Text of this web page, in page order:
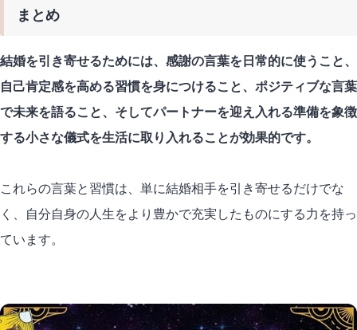
まとめ
結婚を引き寄せるためには、感謝の言葉を日常的に使うこと、
自己肯定感を高める習慣を身につけること、ポジティブな言葉
で未来を語ること、そしてパートナーを迎え入れる準備を象徴
する小さな儀式を生活に取り入れることが効果的です。
これらの言葉と習慣は、単に結婚相手を引き寄せるだけでな
く、自分自身の人生をより豊かで充実したものにする力を持っ
ています。